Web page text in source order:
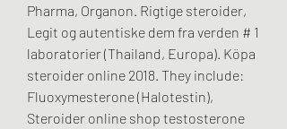
Pharma, Organon. Rigtige steroider,
Legit og autentiske dem fra verden # 1
laboratorier (Thailand, Europa). Köpa
steroider online 2018. They include:
Fluoxymesterone (Halotestin),
Steroider online shop testosterone